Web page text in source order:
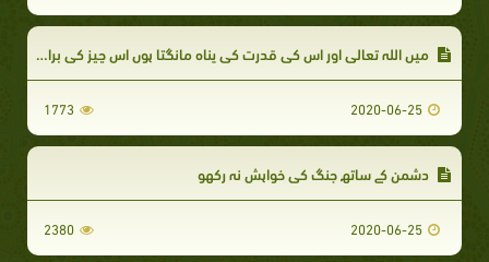
میں اللہ تعالی اور اس کی قدرت کی پناہ مانگتا ہوں اس چیز کی برائی سے جس کو میں محسوس کرتا ہوں اور جس کا مجھے خطرہ ہے۔
2020-06-25
1773
دشمن کے ساتھ جنگ کی خواہش نہ رکھو
2020-06-25
2380